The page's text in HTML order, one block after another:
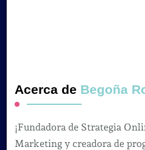
Acerca de Begoña
¡Fundadora de Strategia
Marketing y creadora de